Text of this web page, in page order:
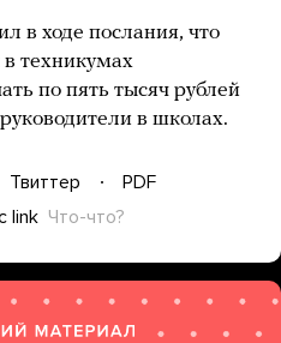
в ходе послания, что
техникумах
по пять тысяч рублей
в школах.
Твиттер
PDF
link Что-что?